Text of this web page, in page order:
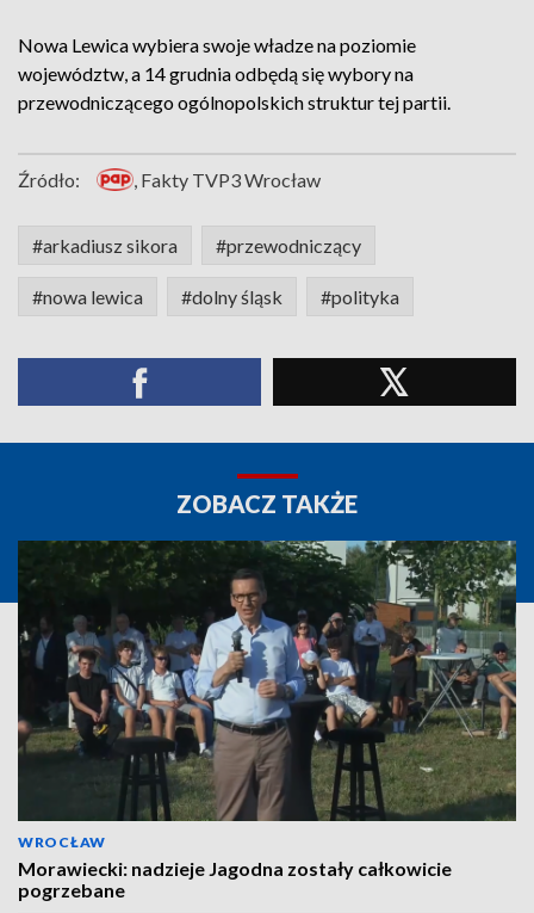
Nowa Lewica wybiera swoje władze na poziomie
województw, a 14 grudnia odbędą się wybory na
przewodniczącego ogólnopolskich struktur tej partii.
Źródło: , Fakty TVP3 Wrocław
#arkadiusz sikora #przewodniczący
#nowa lewica #dolny śląsk #polityka
ZOBACZ TAKŻE
WROCŁAW
Morawiecki: nadzieje Jagodna zostały całkowicie
pogrzebane